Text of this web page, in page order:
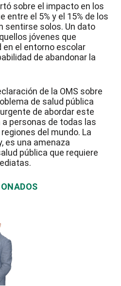
sobre el impacto en los
entre el 5% y el 15% de los
sentirse solos. Un dato
jóvenes que
el entorno escolar
de abandonar la
de la OMS sobre
de salud pública
de abordar este
personas de todas las
del mundo. La
es una amenaza
pública que requiere